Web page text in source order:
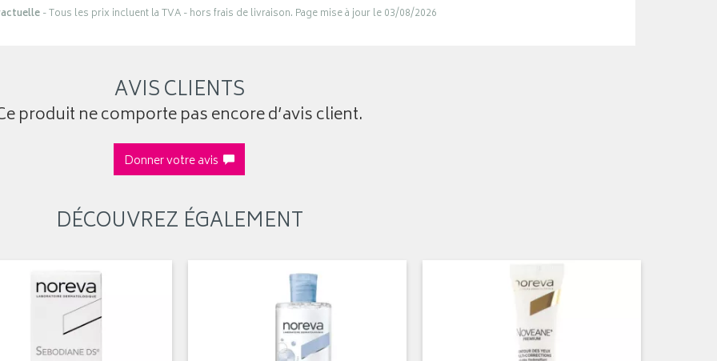
- Tous les prix incluent la TVA - hors frais de livraison. Page mise à jour le 03/08/2026
AVIS CLIENTS
produit ne comporte pas encore d’avis client.
Donner votre avis
DÉCOUVREZ ÉGALEMENT